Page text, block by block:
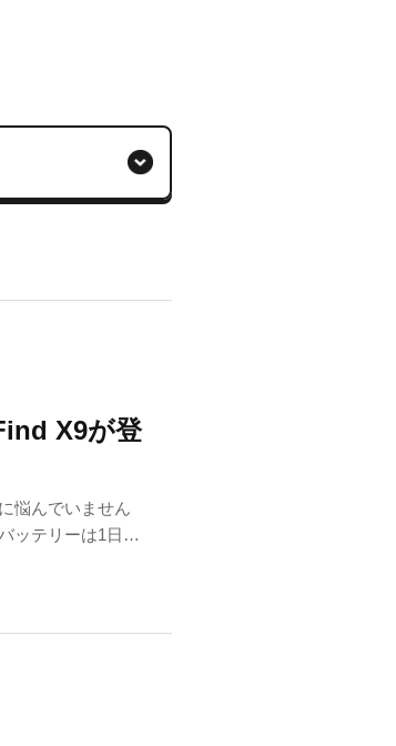
X9が登
悩んでいません
ッテリーは1日持